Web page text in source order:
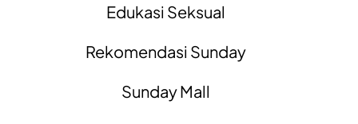
Edukasi Seksual
Rekomendasi Sunday
Sunday Mall